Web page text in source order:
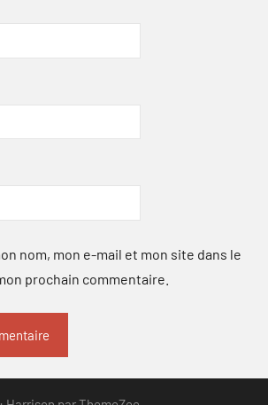
nom, mon e-mail et mon site dans le
prochain commentaire.